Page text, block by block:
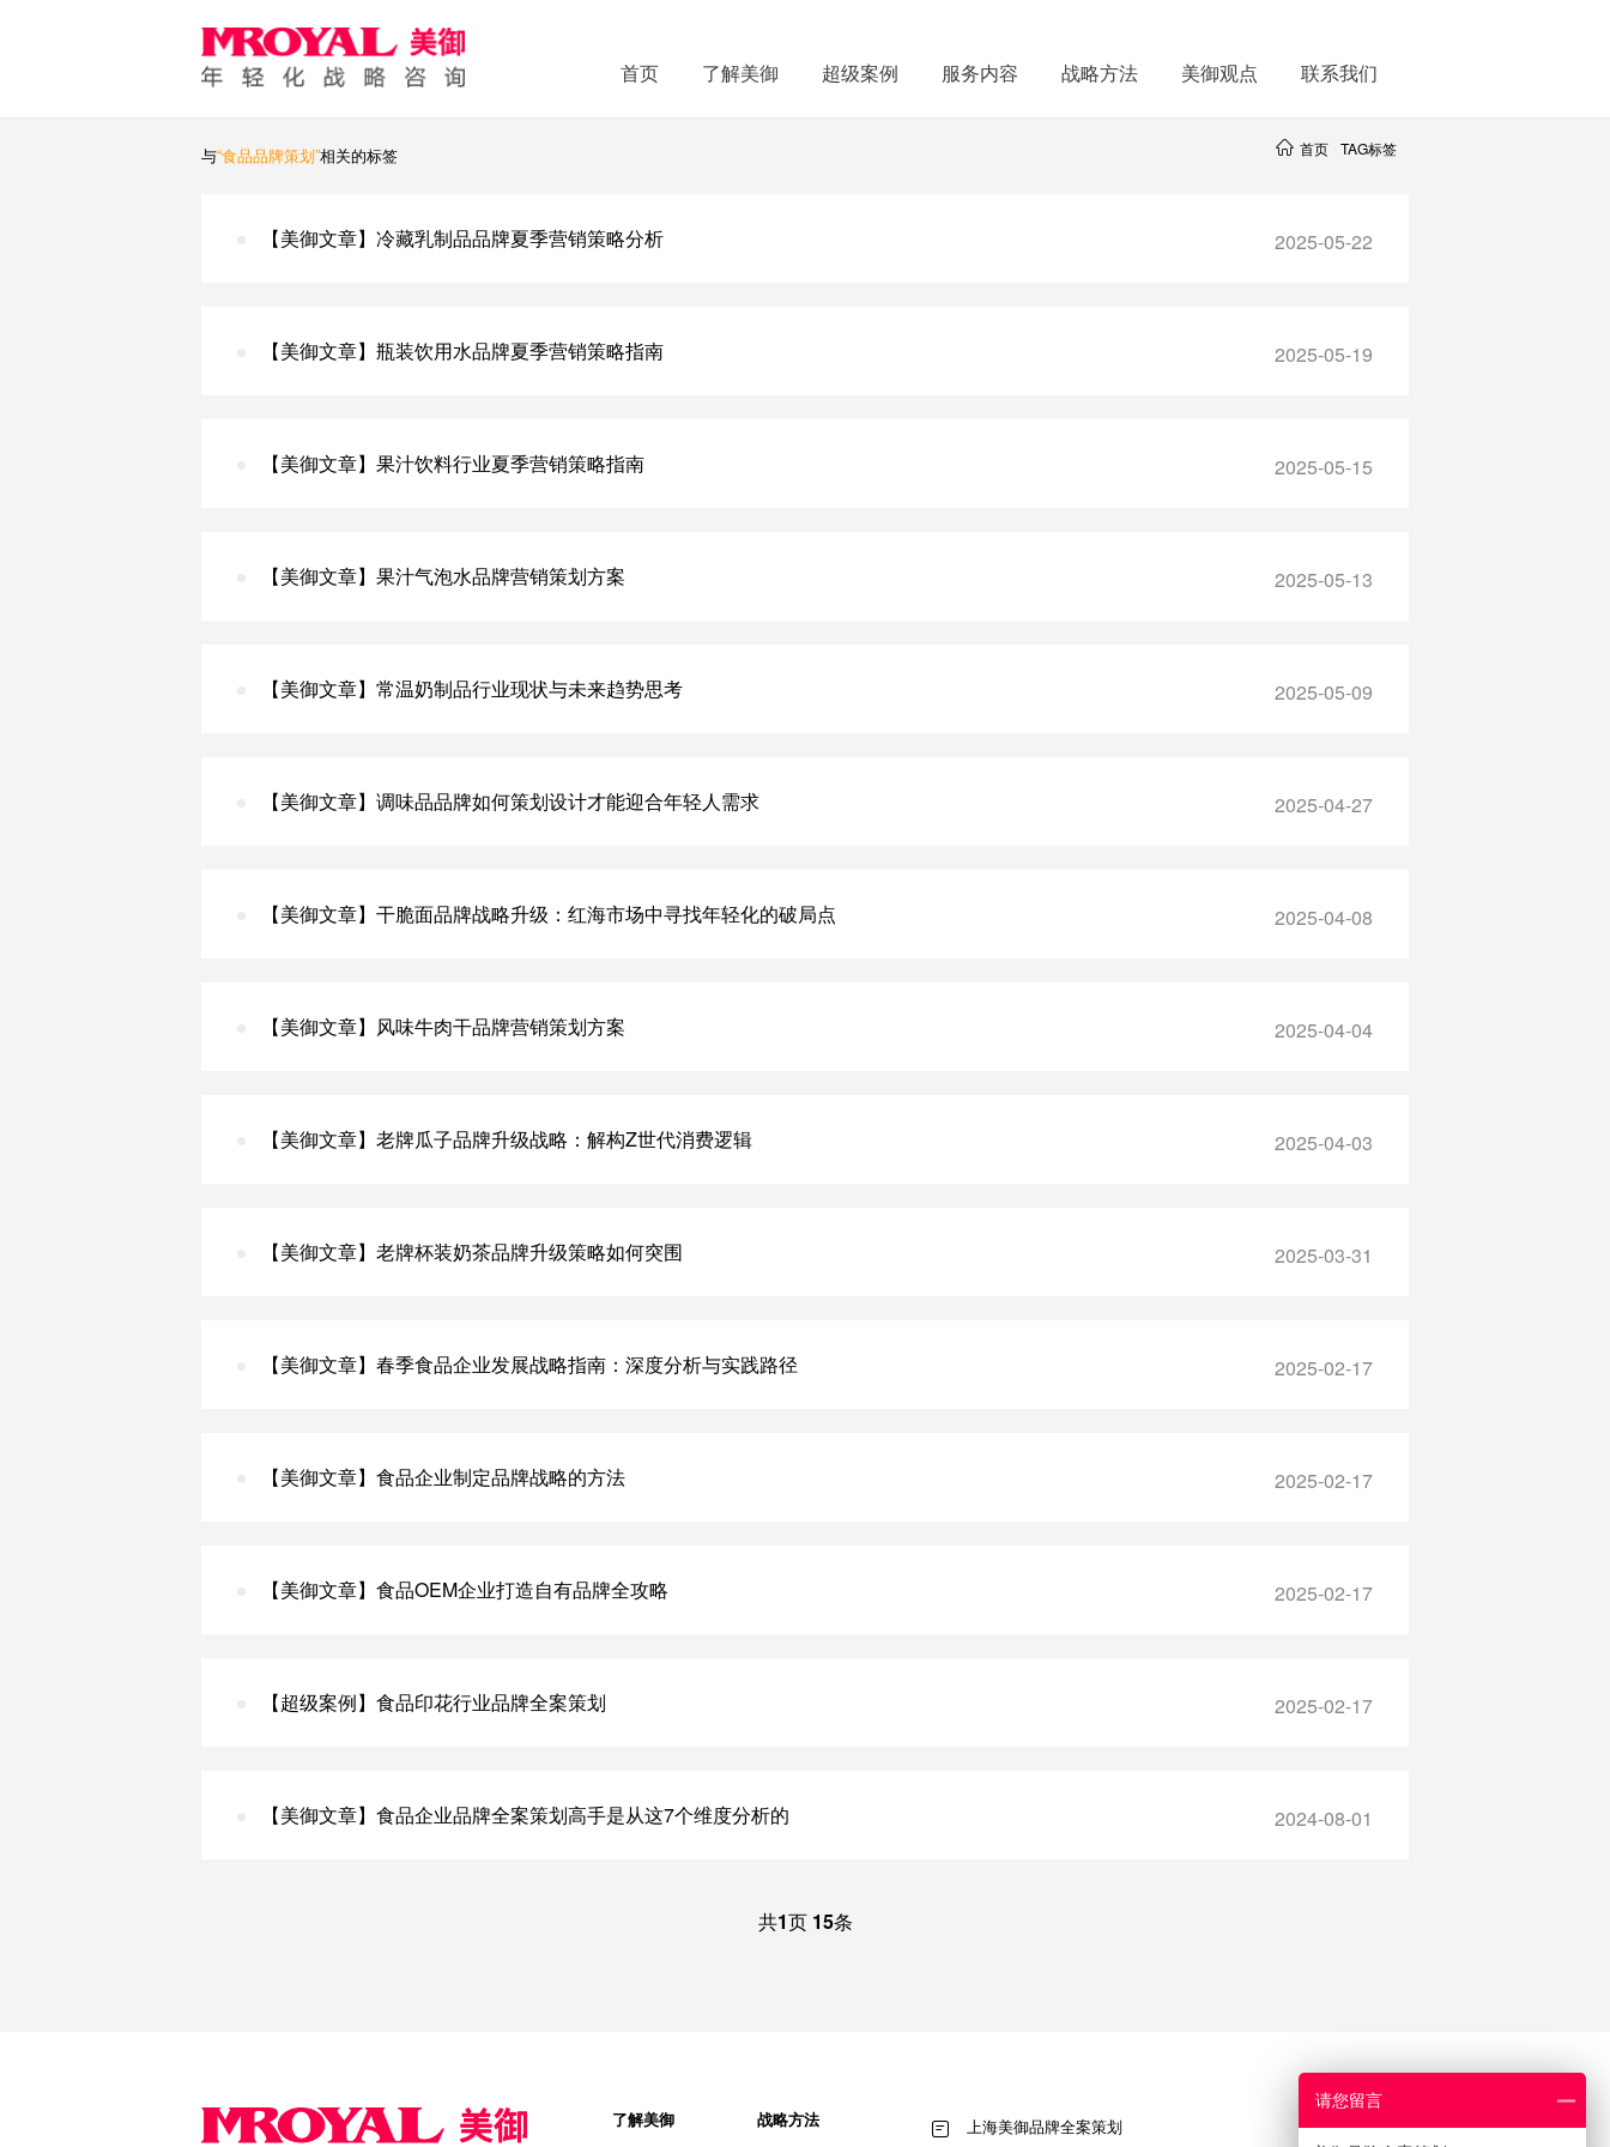
首页 了解美御 超级案例 服务内容 战略方法 美御观点 联系我们
与“食品品牌策划”相关的标签 首页 TAG标签
【美御文章】冷藏乳制品品牌夏季营销策略分析 2025-05-22
【美御文章】瓶装饮用水品牌夏季营销策略指南 2025-05-19
【美御文章】果汁饮料行业夏季营销策略指南 2025-05-15
【美御文章】果汁气泡水品牌营销策划方案 2025-05-13
【美御文章】常温奶制品行业现状与未来趋势思考 2025-05-09
【美御文章】调味品品牌如何策划设计才能迎合年轻人需求 2025-04-27
【美御文章】干脆面品牌战略升级：红海市场中寻找年轻化的破局点 2025-04-08
【美御文章】风味牛肉干品牌营销策划方案 2025-04-04
【美御文章】老牌瓜子品牌升级战略：解构Z世代消费逻辑 2025-04-03
【美御文章】老牌杯装奶茶品牌升级策略如何突围 2025-03-31
【美御文章】春季食品企业发展战略指南：深度分析与实践路径 2025-02-17
【美御文章】食品企业制定品牌战略的方法 2025-02-17
【美御文章】食品OEM企业打造自有品牌全攻略 2025-02-17
【超级案例】食品印花行业品牌全案策划 2025-02-17
【美御文章】食品企业品牌全案策划高手是从这7个维度分析的 2024-08-01
共1页 15条
了解美御 战略方法 上海美御品牌全案策划
请您留言